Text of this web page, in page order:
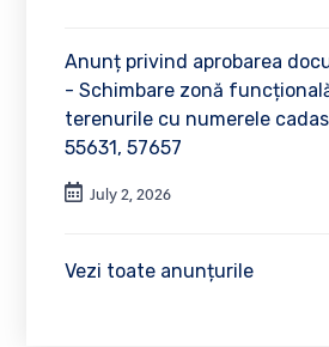
Anunț privind aprobarea
- Schimbare zonă
terenurile cu numerele
55631, 57657
July 2, 2026
Vezi toate anunțurile